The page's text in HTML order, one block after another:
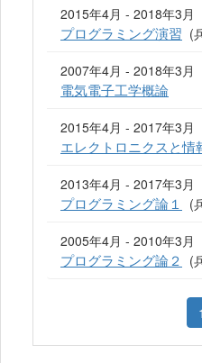
2015年4月 - 2018年3月
プログラミング演習 (
2007年4月 - 2018年3月
電気電子工学概論
2015年4月 - 2017年3月
エレクトロニクスと情
2013年4月 - 2017年3月
プログラミング論１ (
2005年4月 - 2010年3月
プログラミング論２ (
1